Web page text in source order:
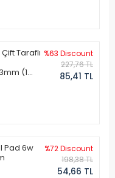
Taraflı
(1
%63 Discount
227,76 TL
85,41 TL
Pad 6w
%72 Discount
198,38 TL
54,66 TL